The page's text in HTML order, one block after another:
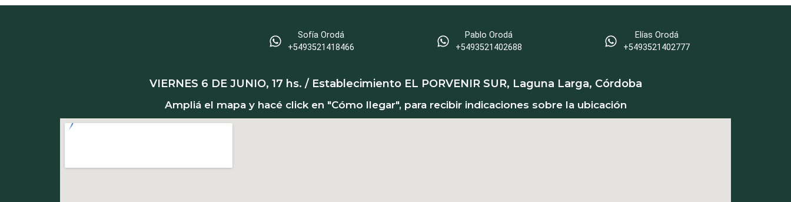
Sofía Orodá
+5493521418466‬
Pablo Orodá
‪+5493521402688‬
Elías Orodá
‪+5493521402777
VIERNES 6 DE JUNIO, 17 hs. / Establecimiento EL PORVENIR SUR, Laguna Larga, Córdoba
Ampliá el mapa y hacé click en "Cómo llegar", para recibir indicaciones sobre la ubicación